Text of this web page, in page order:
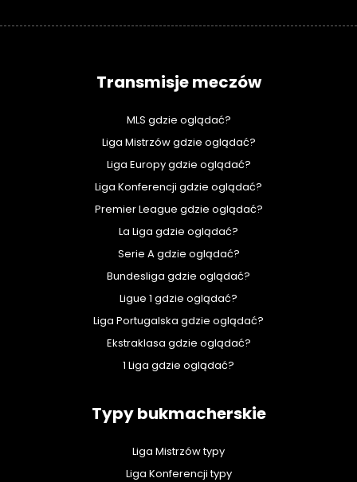
Transmisje meczów
MLS gdzie oglądać?
Liga Mistrzów gdzie oglądać?
Liga Europy gdzie oglądać?
Liga Konferencji gdzie oglądać?
Premier League gdzie oglądać?
La Liga gdzie oglądać?
Serie A gdzie oglądać?
Bundesliga gdzie oglądać?
Ligue 1 gdzie oglądać?
Liga Portugalska gdzie oglądać?
Ekstraklasa gdzie oglądać?
1 Liga gdzie oglądać?
Typy bukmacherskie
Liga Mistrzów typy
Liga Konferencji typy